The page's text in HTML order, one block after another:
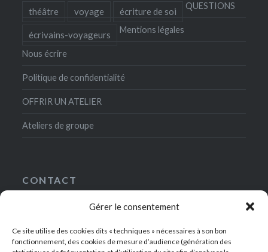
Gérer le consentement
Ce site utilise des cookies dits « techniques » nécessaires à son bon
fonctionnement, des cookies de mesure d’audience (génération des
théâtre voyage écriture de soi
écrivains-voyageurs
QUESTIONS
Mentions légales
Nous écrire
Politique de confidentialité
OFFRIR UN ATELIER
Ateliers de groupe
CONTACT
5, rue Gaston-Gallimard
+33(0)1-49-54-42-00